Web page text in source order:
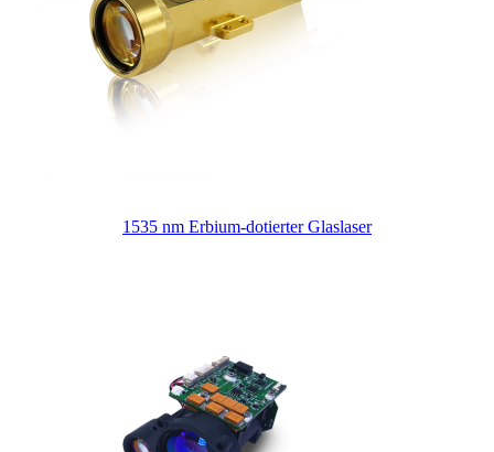
1535 nm Erbium-dotierter Glaslaser